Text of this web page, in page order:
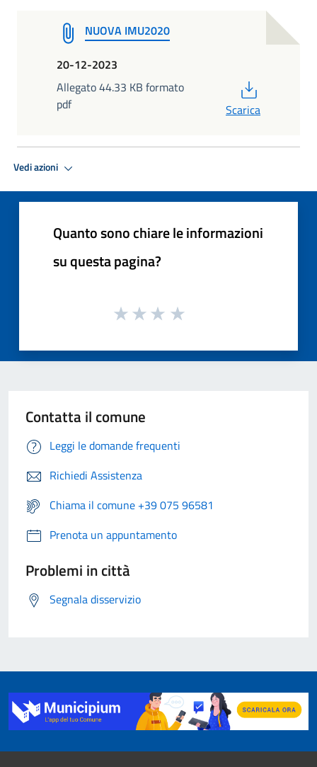
NUOVA IMU2020
20-12-2023
Allegato 44.33 KB formato
pdf
Scarica
Vedi azioni
Quanto sono chiare le informazioni
su questa pagina?
Contatta il comune
Leggi le domande frequenti
Richiedi Assistenza
Chiama il comune +39 075 96581
Prenota un appuntamento
Problemi in città
Segnala disservizio